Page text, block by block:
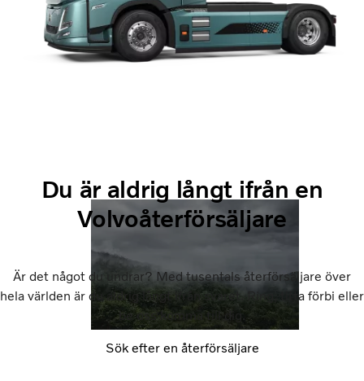
Du är aldrig långt ifrån en
Volvoåterförsäljare
Är det något du undrar? Med tusentals återförsäljare över
hela världen är du aldrig långt ifrån svaret. Ring, titta förbi eller
be oss komma till dig.
Sök efter en återförsäljare